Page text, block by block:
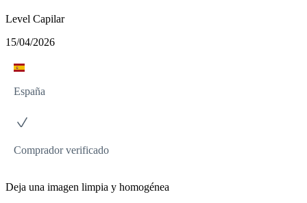
Level Capilar
15/04/2026
España
Comprador verificado
Deja una imagen limpia y homogénea